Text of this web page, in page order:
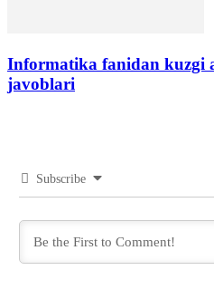
Informatika fanidan kuzgi
javoblari
Subscribe